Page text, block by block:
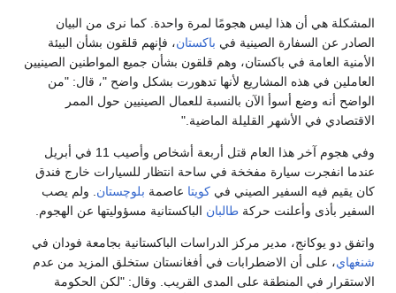
المشكلة هي أن هذا ليس هجومًا لمرة واحدة. كما نرى من البيان
الصادر عن السفارة الصينية في باكستان، فإنهم قلقون بشأن البيئة
الأمنية العامة في باكستان، وهم قلقون بشأن جميع المواطنين الصينيين
العاملين في هذه المشاريع لأنها تدهورت بشكل واضح "، قال: "من
الواضح أنه وضع أسوأ الآن بالنسبة للعمال الصينيين حول الممر
الاقتصادي في الأشهر القليلة الماضية."
وفي هجوم آخر هذا العام قتل أربعة أشخاص وأصيب 11 في أبريل
عندما انفجرت سيارة مفخخة في ساحة انتظار للسيارات خارج فندق
كان يقيم فيه السفير الصيني في كويتا عاصمة بلوچستان. ولم يصب
السفير بأذى وأعلنت حركة طالبان الباكستانية مسؤوليتها عن الهجوم.
واتفق دو يوكانج، مدير مركز الدراسات الباكستانية بجامعة فودان في
شنغهاي، على أن الاضطرابات في أفغانستان ستخلق المزيد من عدم
الاستقرار في المنطقة على المدى القريب. وقال: "لكن الحكومة